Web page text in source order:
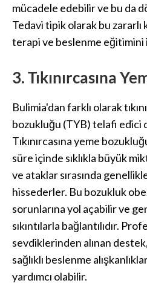
mücadele edebilir ve bu da
Tedavi tipik olarak bu zararlı
terapi ve beslenme eğitimini
3. Tıkınırcasına
Bulimia'dan farklı olarak
bozukluğu (TYB) telafi edici
Tıkınırcasına yeme
süre içinde sıklıkla büyük
ve ataklar sırasında
hissederler. Bu bozukluk
sorunlarına yol açabilir ve
sıkıntılarla bağlantılıdır.
sevdiklerinden alınan
sağlıklı beslenme
yardımcı olabilir.